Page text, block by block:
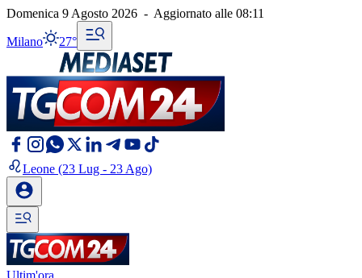
Domenica 9 Agosto 2026 - Aggiornato alle 08:11
Milano 27°
Leone (23 Lug - 23 Ago)
Ultim'ora